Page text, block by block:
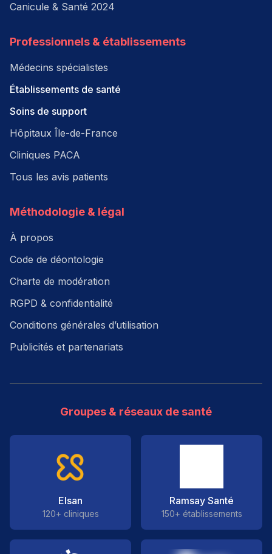
Canicule & Santé 2024
Professionnels & établissements
Médecins spécialistes
Établissements de santé
Soins de support
Hôpitaux Île-de-France
Cliniques PACA
Tous les avis patients
Méthodologie & légal
À propos
Code de déontologie
Charte de modération
RGPD & confidentialité
Conditions générales d’utilisation
Publicités et partenariats
Groupes & réseaux de santé
Elsan
120+ cliniques
Ramsay Santé
150+ établissements